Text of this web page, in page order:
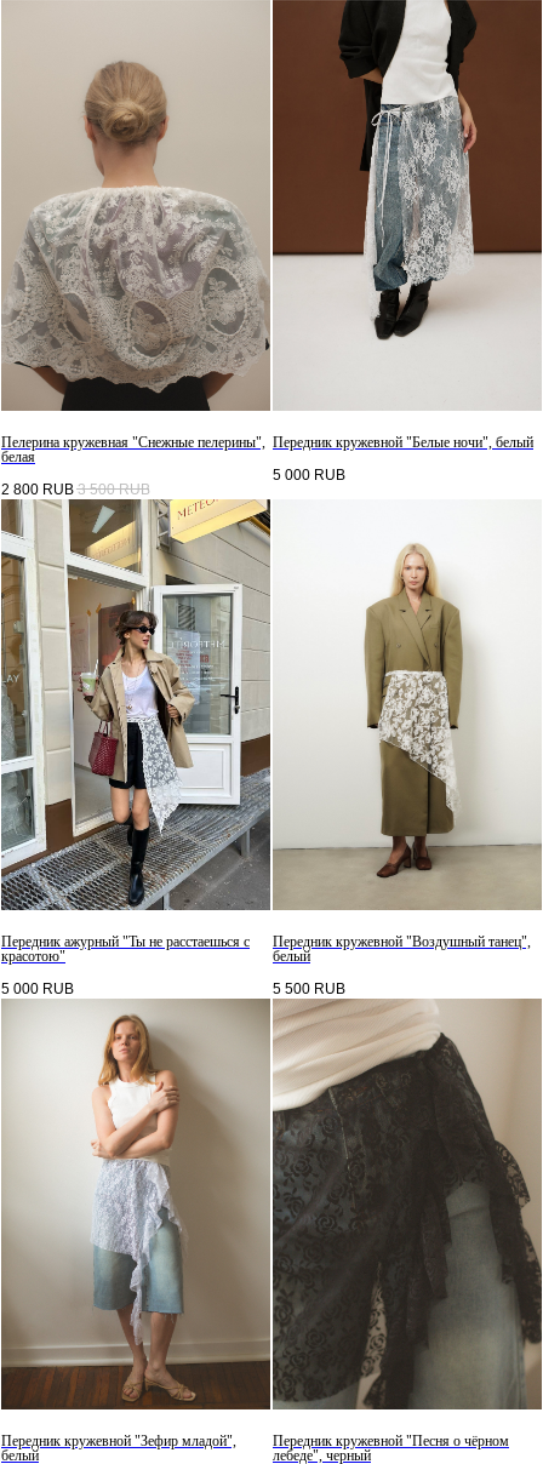
Пелерина кружевная "Снежные пелерины",
белая
2 800 RUB 3 500 RUB
Передник кружевной "Белые ночи", белый
5 000 RUB
Передник ажурный "Ты не расстаешься с
красотою"
5 000 RUB
Передник кружевной "Воздушный танец",
белый
5 500 RUB
Передник кружевной "Зефир младой",
белый
Передник кружевной "Песня о чёрном
лебеде", черный